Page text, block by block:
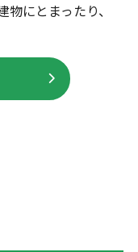
にとまったり、